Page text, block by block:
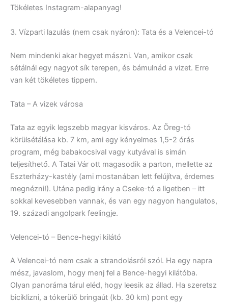
Tökéletes Instagram-alapanyag!
3. Vízparti lazulás (nem csak nyáron): Tata és a Velencei-tó
Nem mindenki akar hegyet mászni. Van, amikor csak
sétálnál egy nagyot sík terepen, és bámulnád a vizet. Erre
van két tökéletes tippem.
Tata – A vizek városa
Tata az egyik legszebb magyar kisváros. Az Öreg-tó
körülsétálása kb. 7 km, ami egy kényelmes 1,5-2 órás
program, még babakocsival vagy kutyával is simán
teljesíthető. A Tatai Vár ott magasodik a parton, mellette az
Eszterházy-kastély (ami mostanában lett felújítva, érdemes
megnézni!). Utána pedig irány a Cseke-tó a ligetben – itt
sokkal kevesebben vannak, és van egy nagyon hangulatos,
19. századi angolpark feelingje.
Velencei-tó – Bence-hegyi kilátó
A Velencei-tó nem csak a strandolásról szól. Ha egy napra
mész, javaslom, hogy menj fel a Bence-hegyi kilátóba.
Olyan panoráma tárul eléd, hogy leesik az állad. Ha szeretsz
biciklizni, a tókerülő bringaút (kb. 30 km) pont egy